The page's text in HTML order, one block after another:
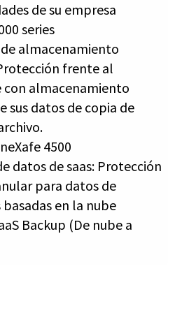
de su empresa
series
almacenamiento
frente al
con almacenamiento
sus datos de copia de
4500
datos de saas: Protección
para datos de
en la nube
Backup (De nube a